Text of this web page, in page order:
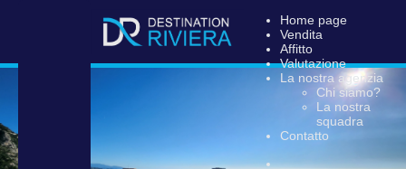
Home page
Vendita
Affitto
Valutazione
La nostra agenzia
Chi siamo?
La nostra
squadra
Contatto